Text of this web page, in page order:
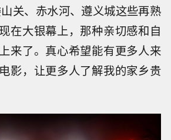
关、赤水河、遵义城这些再熟
在大银幕上，那种亲切感和自
来了。真心希望能有更多人来
影，让更多人了解我的家乡贵